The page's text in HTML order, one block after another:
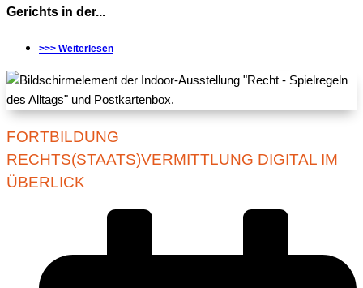
Gerichts in der...
>>> Weiterlesen
FORTBILDUNG
RECHTS(STAATS)VERMITTLUNG DIGITAL IM
ÜBERLICK